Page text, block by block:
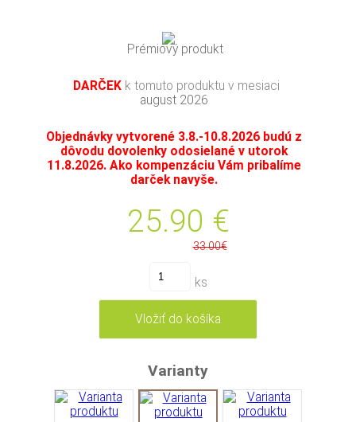
Prémiový produkt
DARČEK k tomuto produktu v mesiaci
august 2026
Objednávky vytvorené 3.8.-10.8.2026 budú z
dôvodu dovolenky odosielané v utorok
11.8.2026. Ako kompenzáciu Vám pribalíme
darček navyše.
25.90 €
33.00€
ks
Varianty